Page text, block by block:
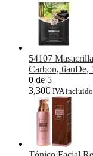
54107
Carbon, tianDe,
0 de 5
3,30€ IVA incluido